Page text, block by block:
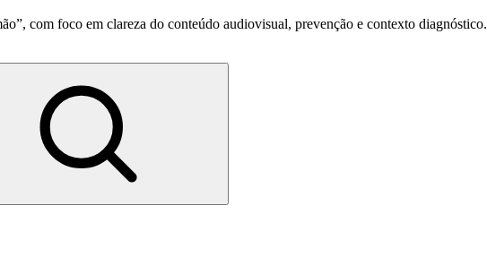
com foco em clareza do conteúdo audiovisual, prevenção e contexto diagnóstico.